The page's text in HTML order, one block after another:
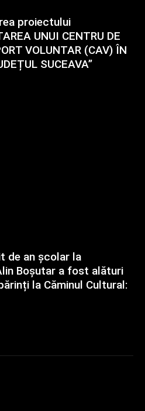
proiectului
UNUI CENTRU DE
VOLUNTAR (CAV) ÎN
SUCEAVA”
de an școlar la
Boșutar a fost alături
la Căminul Cultural: